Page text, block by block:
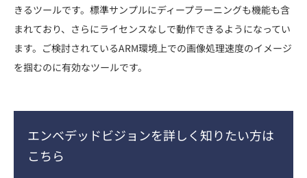
きるツールです。標準サンプルにディープラーニングも機能も含
まれており、さらにライセンスなしで動作できるようになってい
ます。ご検討されているARM環境上での画像処理速度のイメージ
を掴むのに有効なツールです。
エンベデッドビジョンを詳しく知りたい方は
こちら